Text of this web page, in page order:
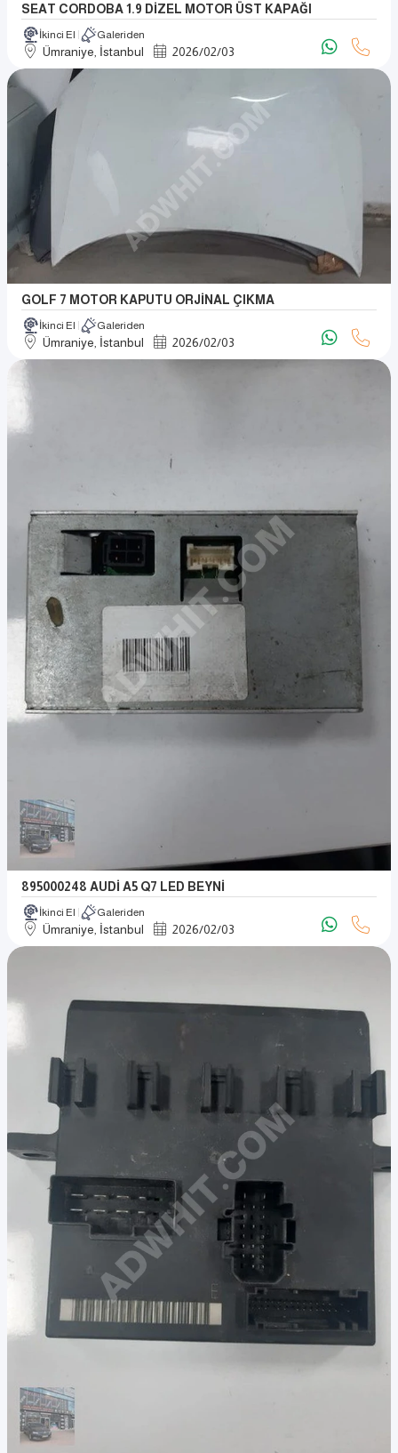
SEAT CORDOBA 1.9 DİZEL MOTOR ÜST KAPAĞI
İkinci El Galeriden
Ümraniye, İstanbul 2026/02/03
GOLF 7 MOTOR KAPUTU ORJİNAL ÇIKMA
İkinci El Galeriden
Ümraniye, İstanbul 2026/02/03
895000248 AUDİ A5 Q7 LED BEYNİ
İkinci El Galeriden
Ümraniye, İstanbul 2026/02/03